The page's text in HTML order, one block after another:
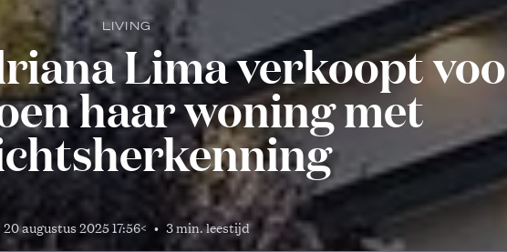
LIVING
Lima verkoopt
haar woning met
20 augustus 2025 17:56< • 3 min. leestijd